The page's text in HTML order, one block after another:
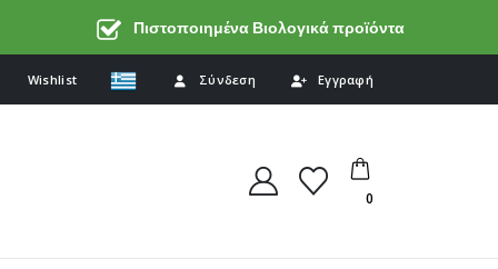
Πιστοποιημένα Βιολογικά προϊόντα
Wishlist Σύνδεση Εγγραφή
0